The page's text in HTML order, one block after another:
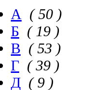
А ( 50 )
Б ( 19 )
В ( 53 )
Г ( 39 )
Д ( 9 )